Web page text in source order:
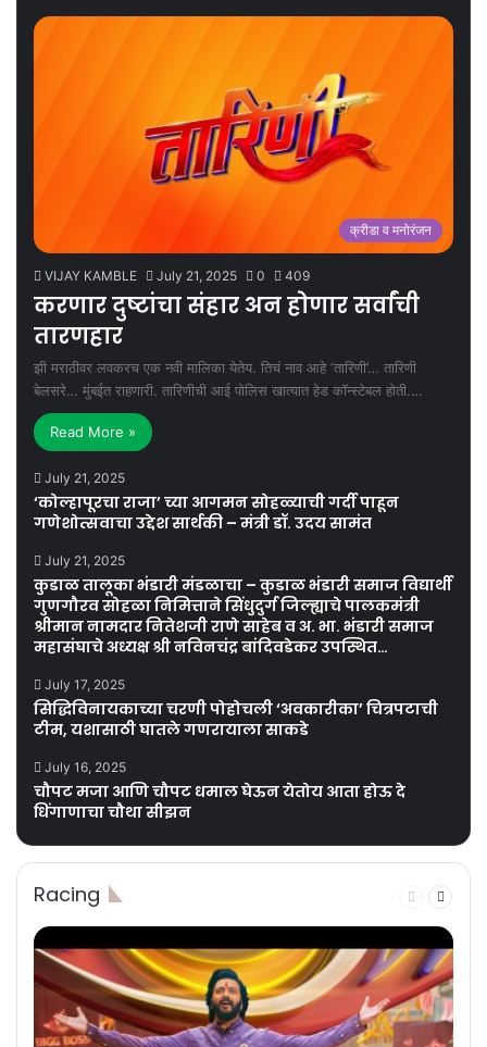
क्रीडा व मनोरंजन
VIJAY KAMBLE July 21, 2025 0 409
करणार दुष्टांचा संहार अन होणार सर्वांची
तारणहार
झी मराठीवर लवकरच एक नवी मालिका येतेय. तिचं नाव आहे ‘तारिणी’… तारिणी
बेलसरे… मुंबईत राहणारी. तारिणीची आई पोलिस खात्यात हेड कॉन्स्टेबल होती.…
Read More »
July 21, 2025
‘कोल्हापूरचा राजा’ च्या आगमन सोहळ्याची गर्दी पाहून
गणेशोत्सवाचा उद्देश सार्थकी – मंत्री डॉ. उदय सामंत
July 21, 2025
कुडाळ तालूका भंडारी मंडळाचा – कुडाळ भंडारी समाज विद्यार्थी
गुणगौरव सोहळा निमित्ताने सिंधुदुर्ग जिल्ह्याचे पालकमंत्री
श्रीमान नामदार नितेशजी राणे साहेब व अ. भा. भंडारी समाज
महासंघाचे अध्यक्ष श्री नविनचंद्र बांदिवडेकर उपस्थित…
July 17, 2025
सिद्धिविनायकाच्या चरणी पोहोचली ‘अवकारीका’ चित्रपटाची
टीम, यशासाठी घातले गणरायाला साकडे
July 16, 2025
चौपट मजा आणि चौपट धमाल घेऊन येतोय आता होऊ दे
धिंगाणाचा चौथा सीझन
Racing
Previous
Next